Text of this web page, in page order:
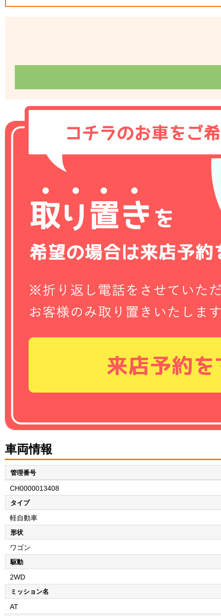
車両情報
管理番号
CH0000013408
タイプ
軽自動車
形状
ワゴン
駆動
2WD
ミッション名
AT